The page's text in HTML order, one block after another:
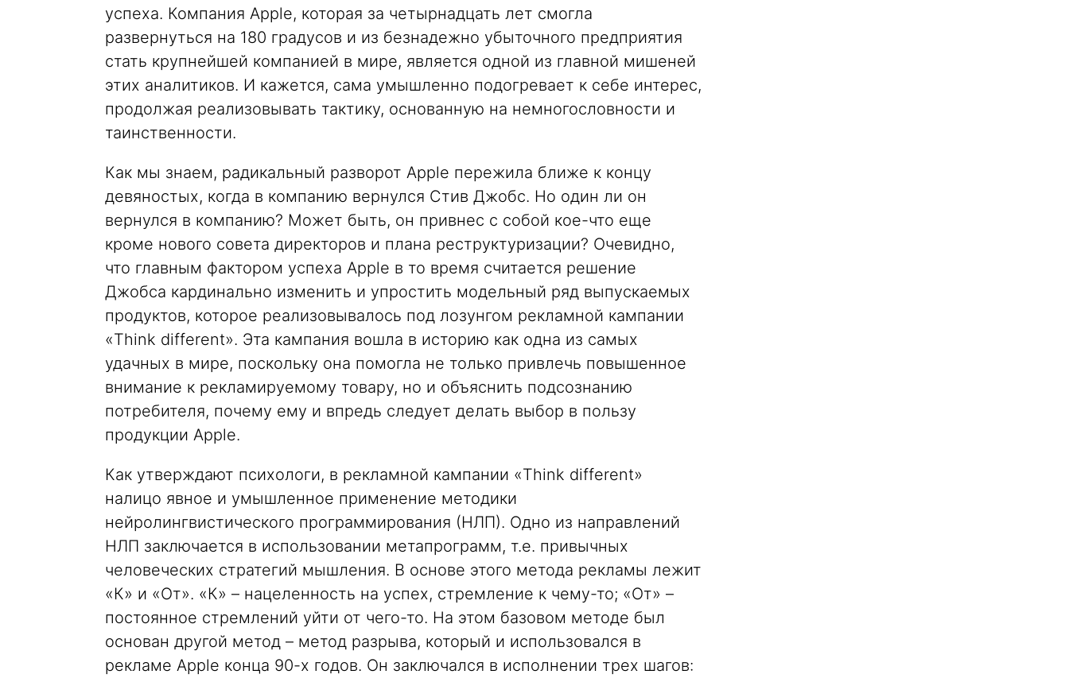
успеха. Компания Apple, которая за четырнадцать лет смогла
развернуться на 180 градусов и из безнадежно убыточного предприятия
стать крупнейшей компанией в мире, является одной из главной мишеней
этих аналитиков. И кажется, сама умышленно подогревает к себе интерес,
продолжая реализовывать тактику, основанную на немногословности и
таинственности.
Как мы знаем, радикальный разворот Apple пережила ближе к концу
девяностых, когда в компанию вернулся Стив Джобс. Но один ли он
вернулся в компанию? Может быть, он привнес с собой кое-что еще
кроме нового совета директоров и плана реструктуризации? Очевидно,
что главным фактором успеха Apple в то время считается решение
Джобса кардинально изменить и упростить модельный ряд выпускаемых
продуктов, которое реализовывалось под лозунгом рекламной кампании
«Think different». Эта кампания вошла в историю как одна из самых
удачных в мире, поскольку она помогла не только привлечь повышенное
внимание к рекламируемому товару, но и объяснить подсознанию
потребителя, почему ему и впредь следует делать выбор в пользу
продукции Apple.
Как утверждают психологи, в рекламной кампании «Think different»
налицо явное и умышленное применение методики
нейролингвистического программирования (НЛП). Одно из направлений
НЛП заключается в использовании метапрограмм, т.е. привычных
человеческих стратегий мышления. В основе этого метода рекламы лежит
«К» и «От». «К» – нацеленность на успех, стремление к чему-то; «От» –
постоянное стремлений уйти от чего-то. На этом базовом методе был
основан другой метод – метод разрыва, который и использовался в
рекламе Apple конца 90-х годов. Он заключался в исполнении трех шагов: